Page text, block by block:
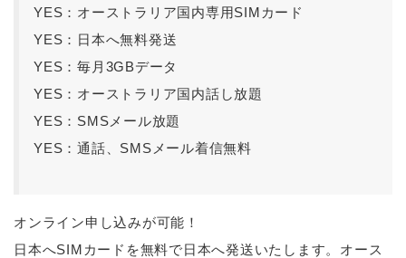
YES：オーストラリア国内専用SIMカード
YES：日本へ無料発送
YES：毎月3GBデータ
YES：オーストラリア国内話し放題
YES：SMSメール放題
YES：通話、SMSメール着信無料
オンライン申し込みが可能！
日本へSIMカードを無料で日本へ発送いたします。オース